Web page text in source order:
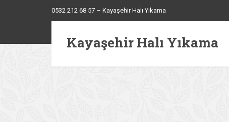
0532 212 68 57 – Kayaşehir Halı Yıkama
Kayaşehir Halı Yıkama